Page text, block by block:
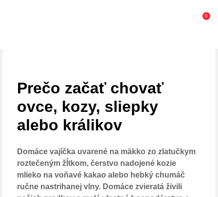
0
Prečo začať chovať
ovce, kozy, sliepky
alebo králikov
Domáce vajíčka uvarené na mäkko zo zlatučkym
roztečeným žĺtkom, čerstvo nadojené kozie
mlieko na voňavé kakao alebo hebký chumáč
ručne nastrihanej vlny. Domáce zvieratá živili